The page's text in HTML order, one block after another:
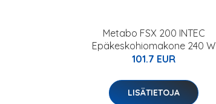
Metabo FSX 200 INTEC
Epäkeskohiomakone 240 W
101.7 EUR
LISÄTIETOJA